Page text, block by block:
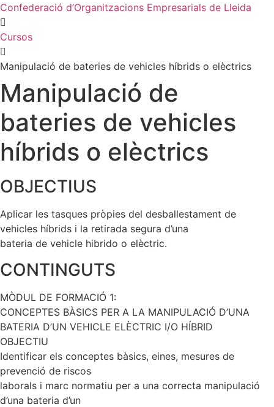
Confederació d’Organitzacions Empresarials de Lleida
Cursos
Manipulació de bateries de vehicles híbrids o elèctrics
Manipulació de
bateries de vehicles
híbrids o elèctrics
OBJECTIUS
Aplicar les tasques pròpies del desballestament de
vehicles híbrids i la retirada segura d’una
bateria de vehicle hibrido o elèctric.
CONTINGUTS
MÒDUL DE FORMACIÓ 1:
CONCEPTES BÀSICS PER A LA MANIPULACIÓ D’UNA
BATERIA D’UN VEHICLE ELÈCTRIC I/O HÍBRID
OBJECTIU
Identificar els conceptes bàsics, eines, mesures de
prevenció de riscos
laborals i marc normatiu per a una correcta manipulació
d’una bateria d’un